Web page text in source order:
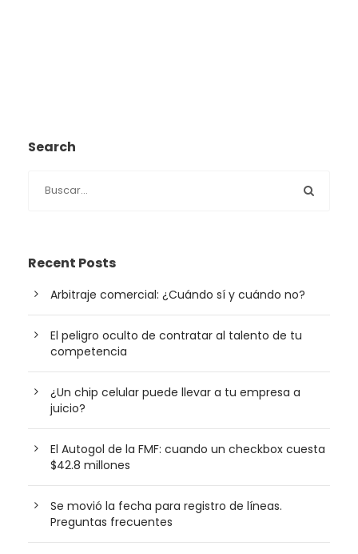
Search
Recent Posts
Arbitraje comercial: ¿Cuándo sí y cuándo no?
El peligro oculto de contratar al talento de tu
competencia
¿Un chip celular puede llevar a tu empresa a
juicio?
El Autogol de la FMF: cuando un checkbox cuesta
$42.8 millones
Se movió la fecha para registro de líneas.
Preguntas frecuentes